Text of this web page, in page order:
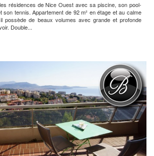
résidences de Nice Ouest avec sa piscine, son pool-
son tennis. Appartement de 92 m² en étage et au calme
possède de beaux volumes avec grande et profonde
Double...